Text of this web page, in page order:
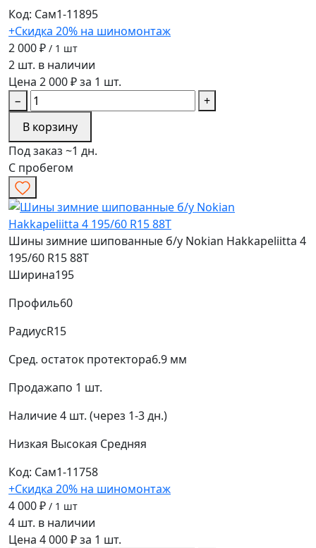
Код: Сам1-11895
+Скидка 20% на шиномонтаж
2 000 ₽ / 1 шт
2 шт. в наличии
Цена 2 000 ₽ за 1 шт.
−
+
В корзину
Под заказ ~1 дн.
С пробегом
Шины зимние шипованные б/у Nokian Hakkapeliitta 4
195/60 R15 88T
Ширина195
Профиль60
РадиусR15
Сред. остаток протектора6.9 мм
Продажапо 1 шт.
Наличие4 шт. (через 1-3 дн.)
Низкая Высокая Средняя
Код: Сам1-11758
+Скидка 20% на шиномонтаж
4 000 ₽ / 1 шт
4 шт. в наличии
Цена 4 000 ₽ за 1 шт.